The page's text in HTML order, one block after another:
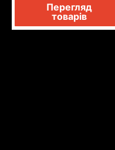
Перегляд
товарів